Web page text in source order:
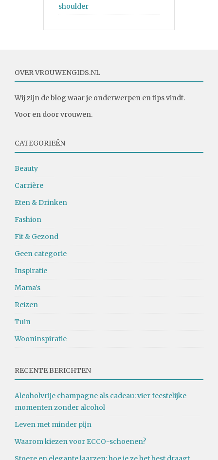
shoulder
OVER VROUWENGIDS.NL
Wij zijn de blog waar je onderwerpen en tips vindt.
Voor en door vrouwen.
CATEGORIEËN
Beauty
Carrière
Eten & Drinken
Fashion
Fit & Gezond
Geen categorie
Inspiratie
Mama's
Reizen
Tuin
Wooninspiratie
RECENTE BERICHTEN
Alcoholvrije champagne als cadeau: vier feestelijke
momenten zonder alcohol
Leven met minder pijn
Waarom kiezen voor ECCO-schoenen?